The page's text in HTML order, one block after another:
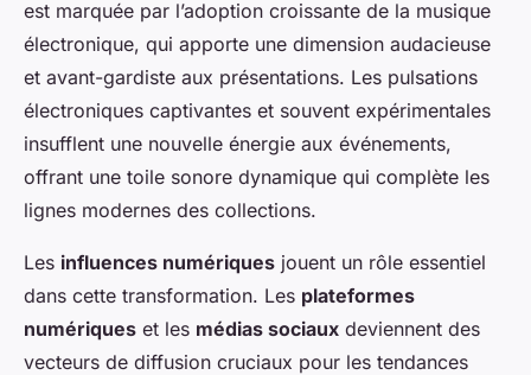
est marquée par l’adoption croissante de la musique
électronique, qui apporte une dimension audacieuse
et avant-gardiste aux présentations. Les pulsations
électroniques captivantes et souvent expérimentales
insufflent une nouvelle énergie aux événements,
offrant une toile sonore dynamique qui complète les
lignes modernes des collections.
Les influences numériques jouent un rôle essentiel
dans cette transformation. Les plateformes
numériques et les médias sociaux deviennent des
vecteurs de diffusion cruciaux pour les tendances